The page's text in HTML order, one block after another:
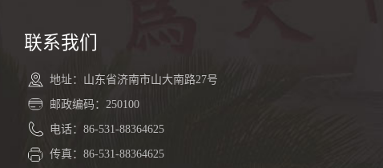
联系我们
地址：山东省济南市山大南路27号
邮政编码：250100
电话：86-531-88364625
传真：86-531-88364625